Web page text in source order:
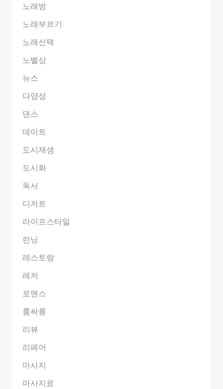
노래방
노래부르기
노래선택
노벨상
뉴스
다양성
댄스
데이트
도시재생
도시화
독서
디저트
라이프스타일
런닝
레스토랑
레저
로맨스
룸싸롱
리뷰
리페어
마사지
마사지료